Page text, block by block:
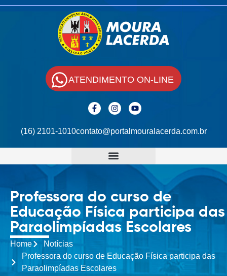
(16) 2101-1010contato@portalmouralacerda.com.br
ATENDIMENTO ON-LINE
Professora do curso de
Educação Física participa das
Paraolimpíadas Escolares
Home
Notícias
Professora do curso de Educação Física participa das
Paraolimpíadas Escolares